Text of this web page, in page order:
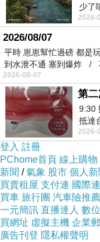
了，隨著我們的壹呼壹
骨、肌肉、經酪和五臟
少了
一
2026-
2026/08/07
平時 崽崽幫忙過磅 都是
到水泄不通 塞到爆炸 /
2026-08-07
第
9:30
抵達
去的
2026-
登入 註冊
PChome首頁 線上購物
新聞 /氣象 股市 個人新
買賣租屋 支付連 國際連
買車 旅行團 汽車險推薦
一元簡訊 直播達人 數
買網址 虛擬主機 企業
廣告刊登 隱私權聲明